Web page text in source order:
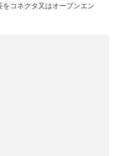
コネクタ又はオープンエン